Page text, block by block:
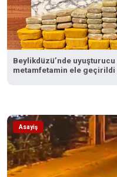
Beylikdüzü’nde
metamfetamin ele geçirildi
Asayiş